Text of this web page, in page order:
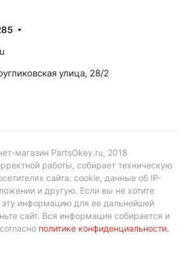
улица, 28/2
магазин PartsOkey.ru, 2018
работы, собирает техническую
сайта: cookie, данные об IP-
и другую. Если вы не хотите
эту информацию для ее дальнейшей
сайт. Вся информация собирается и
политике конфиденциальности.